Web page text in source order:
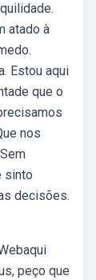
atado à
Estou aqui
que o
nos
sinto
decisões.
peço que